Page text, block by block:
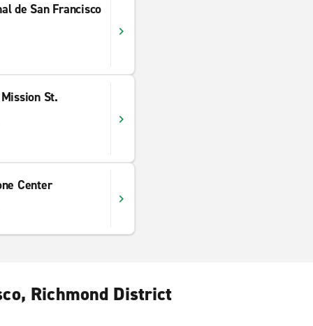
de San Francisco
St.
Center
Richmond District